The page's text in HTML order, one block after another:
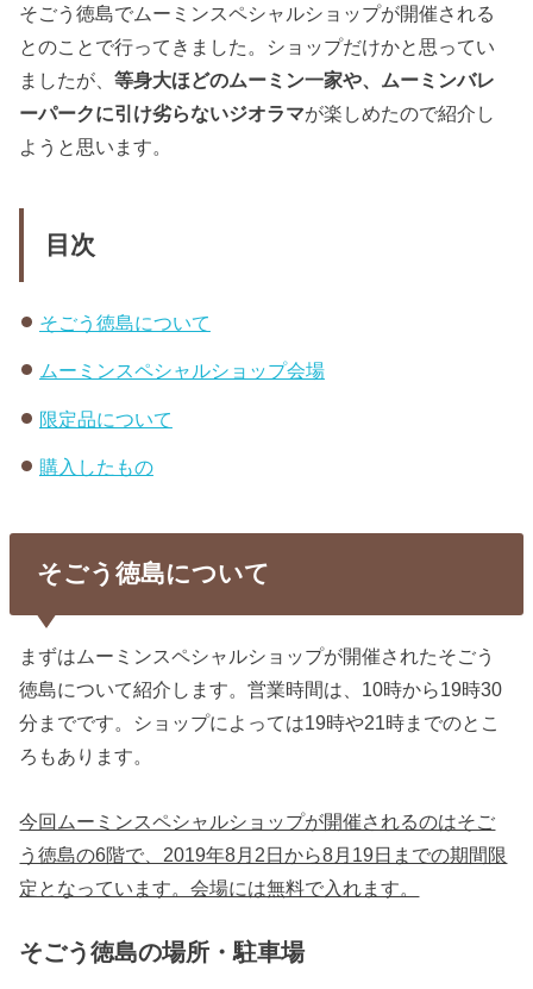
そごう徳島でムーミンスペシャルショップが開催される
とのことで行ってきました。ショップだけかと思ってい
ましたが、等身大ほどのムーミン一家や、ムーミンバレ
ーパークに引け劣らないジオラマが楽しめたので紹介し
ようと思います。
目次
そごう徳島について
ムーミンスペシャルショップ会場
限定品について
購入したもの
そごう徳島について
まずはムーミンスペシャルショップが開催されたそごう
徳島について紹介します。営業時間は、10時から19時30
分までです。ショップによっては19時や21時までのとこ
ろもあります。
今回ムーミンスペシャルショップが開催されるのはそご
う徳島の6階で、2019年8月2日から8月19日までの期間限
定となっています。会場には無料で入れます。
そごう徳島の場所・駐車場